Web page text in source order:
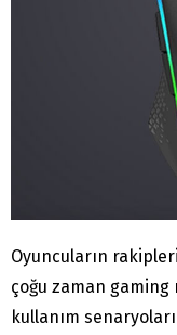
Oyuncuların
çoğu zaman
kullanım